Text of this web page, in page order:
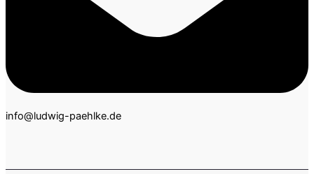
info@ludwig-paehlke.de